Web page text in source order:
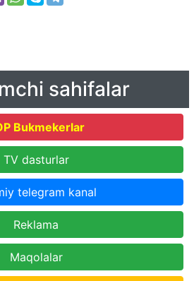
sahifalar
Bukmekerlar
TV dasturlar
telegram kanal
Reklama
Maqolalar